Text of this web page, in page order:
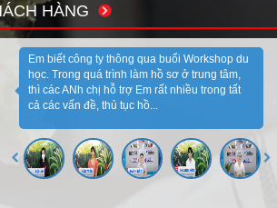
HÀNG
Em biết công ty thông qua buổi Workshop du
học. Trong quá trình làm hồ sơ ở trung tâm,
thì các ANh chị hỗ trợ Em rất nhiều trong tất
cả các vấn đề, thủ tục hồ...